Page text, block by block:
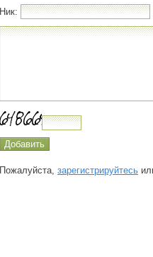
Ник:
Пожалуйста, зарегистрируйтесь